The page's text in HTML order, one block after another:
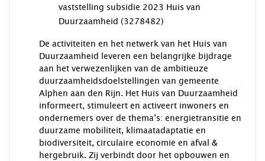
vaststelling subsidie 2023 Huis van
Duurzaamheid (3278482)
De activiteiten en het netwerk van het Huis van
Duurzaamheid leveren een belangrijke bijdrage
aan het verwezenlijken van de ambitieuze
duurzaamheidsdoelstellingen van gemeente
Alphen aan den Rijn. Het Huis van Duurzaamheid
informeert, stimuleert en activeert inwoners en
ondernemers over de thema’s: energietransitie en
duurzame mobiliteit, klimaatadaptatie en
biodiversiteit, circulaire economie en afval &
hergebruik. Zij verbindt door het opbouwen en